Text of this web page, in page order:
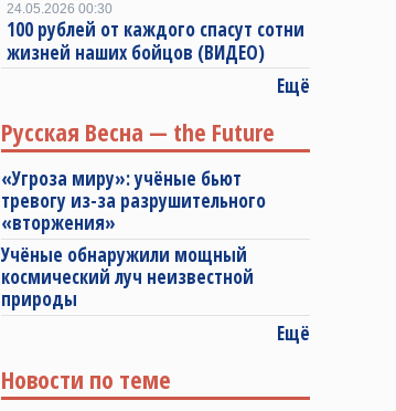
24.05.2026 00:30
100 рублей от каждого спасут сотни
жизней наших бойцов (ВИДЕО)
Ещё
Русская Весна — the Future
«Угроза миру»: учёные бьют
тревогу из-за разрушительного
«вторжения»
Учёные обнаружили мощный
космический луч неизвестной
природы
Ещё
Новости по теме